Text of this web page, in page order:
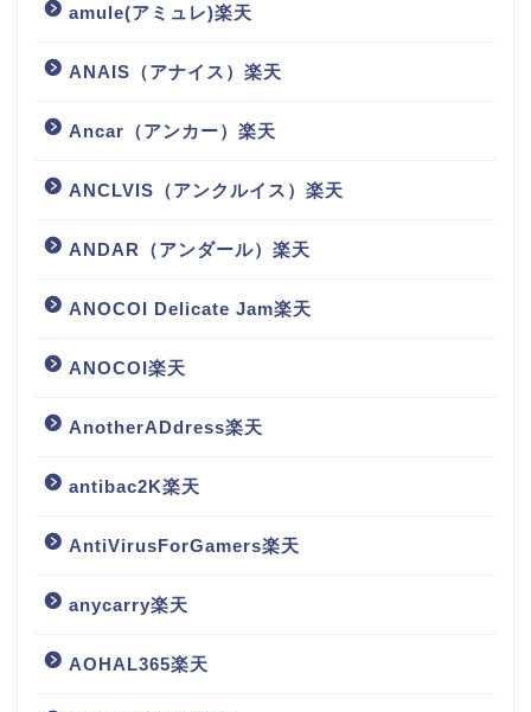
amule(アミュレ)楽天
ANAIS（アナイス）楽天
Ancar（アンカー）楽天
ANCLVIS（アンクルイス）楽天
ANDAR（アンダール）楽天
ANOCOI Delicate Jam楽天
ANOCOI楽天
AnotherADdress楽天
antibac2K楽天
AntiVirusForGamers楽天
anycarry楽天
AOHAL365楽天